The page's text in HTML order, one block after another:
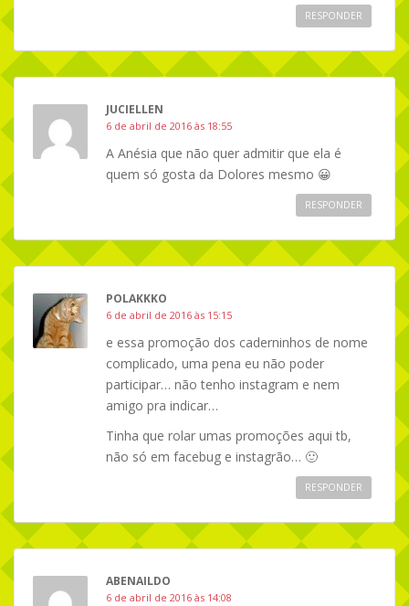
RESPONDER
JUCIELLEN
6 de abril de 2016 às 18:55
A Anésia que não quer admitir que ela é
quem só gosta da Dolores mesmo 😀
RESPONDER
POLAKKKO
6 de abril de 2016 às 15:15
e essa promoção dos caderninhos de nome
complicado, uma pena eu não poder
participar… não tenho instagram e nem
amigo pra indicar…
Tinha que rolar umas promoções aqui tb,
não só em facebug e instagrão… 🙂
RESPONDER
ABENAILDO
6 de abril de 2016 às 14:08